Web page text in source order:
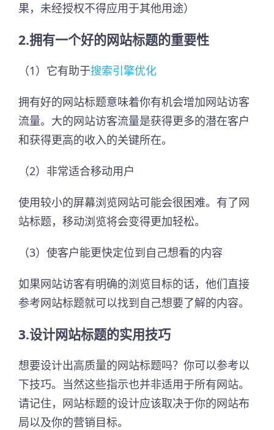
果，未经授权不得应用于其他用途）
2.拥有一个好的网站标题的重要性
（1）它有助于搜索引擎优化
拥有好的网站标题意味着你有机会增加网站访客
流量。大的网站访客流量是获得更多的潜在客户
和获得更高的收入的关键所在。
（2）非常适合移动用户
使用较小的屏幕浏览网站可能会很困难。有了网
站标题，移动浏览将会变得更加轻松。
（3）使客户能更快定位到自己想看的内容
如果网站访客有明确的浏览目标的话，他们直接
参考网站标题就可以找到自己想要了解的内容。
3.设计网站标题的实用技巧
想要设计出高质量的网站标题吗？你可以参考以
下技巧。当然这些指示也并非适用于所有网站。
请记住，网站标题的设计应该取决于你的网站布
局以及你的营销目标。